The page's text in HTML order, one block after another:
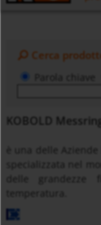
Cerca
KOBOLD
è una delle
specializzata nel
delle